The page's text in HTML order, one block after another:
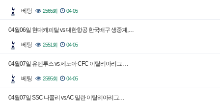
베팅 2565회 04-05
04월06일 현대캐피탈 vs 대한항공 한국배구 생중계,…
베팅 2551회 04-05
04월07일 유벤투스 vs 제노아 CFC 이탈리아리그 …
베팅 2595회 04-05
04월07일 SSC 나폴리 vs AC 밀란 이탈리아리그…